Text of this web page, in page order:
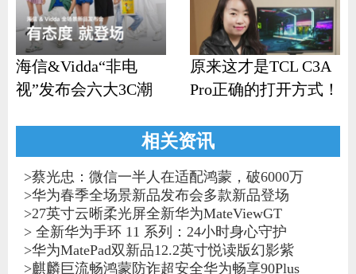
海信&Vidda“非电
视”发布会六大3C潮
原来这才是TCL C3A
Pro正确的打开方式！
相关资讯
>蔡光忠：微信一半人在适配鸿蒙，破6000万
>华为春季全场景新品发布会多款新品登场
>27英寸云晰柔光屏全新华为MateViewGT
>全新华为手环 11 系列：24小时身心守护
>华为MatePad双新品12.2英寸悦读版幻影紫
>麒麟巨流畅鸿蒙防诈超安全华为畅享90Plus